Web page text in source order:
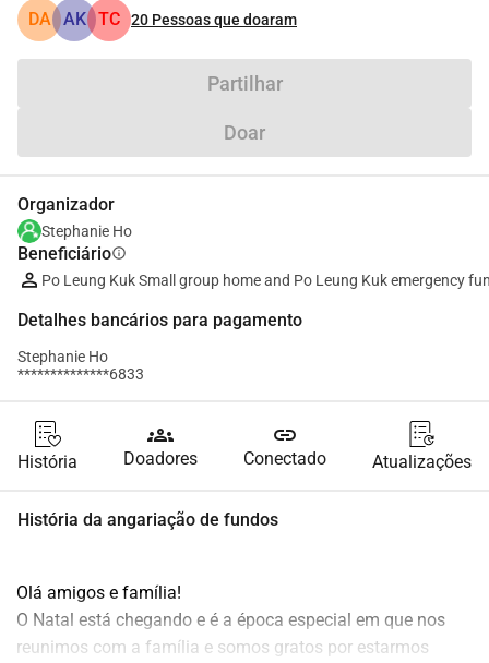
DA AK TC 20 Pessoas que doaram
Partilhar
Doar
Organizador
Stephanie Ho
Beneficiárioinfo
Po Leung Kuk Small group home and Po Leung Kuk emergency
Detalhes bancários para pagamento
Stephanie Ho
**************6833
História
groups
Doadores
link
Conectado Atualizações
História da angariação de fundos
Olá amigos e família!
O Natal está chegando e é a época especial em que nos
reunimos com a família e somos gratos por estarmos